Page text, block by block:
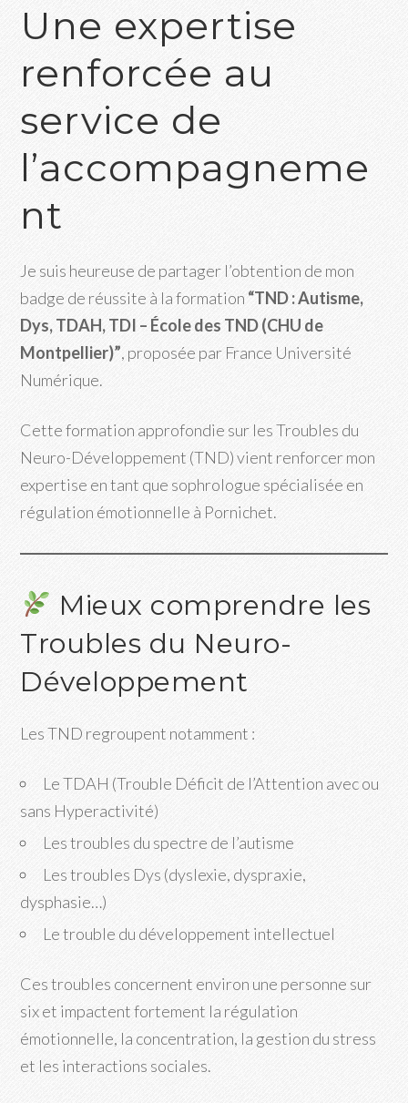
Une expertise
renforcée au
service de
l’accompagneme
nt
Je suis heureuse de partager l’obtention de mon
badge de réussite à la formation “TND : Autisme,
Dys, TDAH, TDI – École des TND (CHU de
Montpellier)”, proposée par France Université
Numérique.
Cette formation approfondie sur les Troubles du
Neuro-Développement (TND) vient renforcer mon
expertise en tant que sophrologue spécialisée en
régulation émotionnelle à Pornichet.
Mieux comprendre les
Troubles du Neuro-
Développement
Les TND regroupent notamment :
Le TDAH (Trouble Déficit de l’Attention avec ou
sans Hyperactivité)
Les troubles du spectre de l’autisme
Les troubles Dys (dyslexie, dyspraxie,
dysphasie…)
Le trouble du développement intellectuel
Ces troubles concernent environ une personne sur
six et impactent fortement la régulation
émotionnelle, la concentration, la gestion du stress
et les interactions sociales.